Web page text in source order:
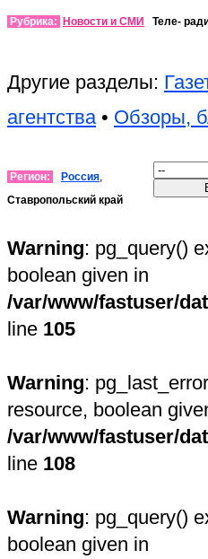
Рубрика: Новости и СМИ Теле-
Другие разделы:
агентства• Обзоры,
Регион: Россия,
Ставропольский край
Warning: pg_query()
boolean given in
/var/www/fastuser/
line 105
Warning:
resource, boolean
/var/www/fastuser/
line 108
Warning: pg_query()
boolean given in